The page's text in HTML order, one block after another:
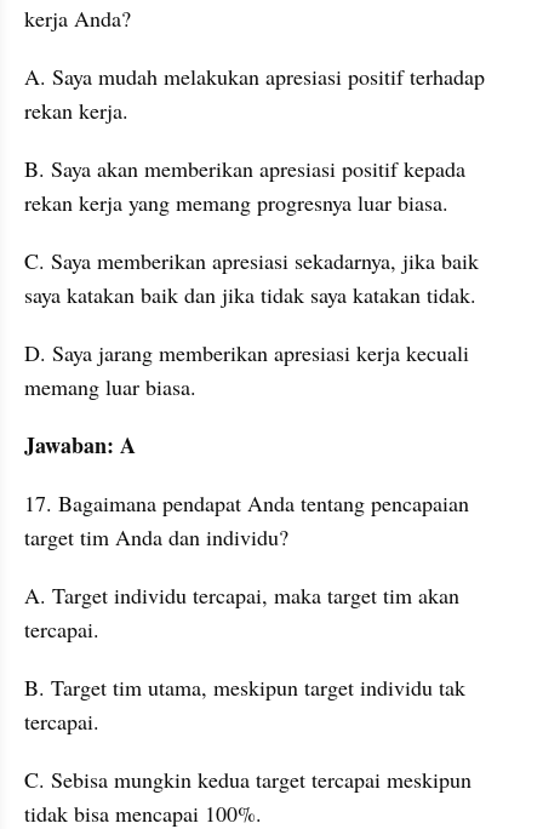
kerja Anda?
A. Saya mudah melakukan apresiasi positif terhadap
rekan kerja.
B. Saya akan memberikan apresiasi positif kepada
rekan kerja yang memang progresnya luar biasa.
C. Saya memberikan apresiasi sekadarnya, jika baik
saya katakan baik dan jika tidak saya katakan tidak.
D. Saya jarang memberikan apresiasi kerja kecuali
memang luar biasa.
Jawaban: A
17. Bagaimana pendapat Anda tentang pencapaian
target tim Anda dan individu?
A. Target individu tercapai, maka target tim akan
tercapai.
B. Target tim utama, meskipun target individu tak
tercapai.
C. Sebisa mungkin kedua target tercapai meskipun
tidak bisa mencapai 100%.